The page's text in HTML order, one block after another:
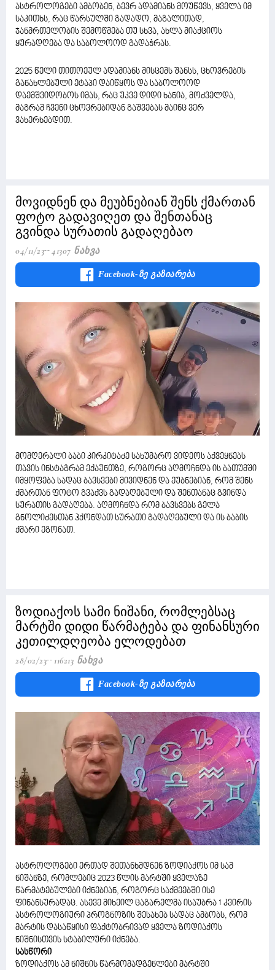
ასტროლოგები ამბობენ, ბევრ ადამიანს მოუწევს, ყველა იმ
საკითხს, რაც წარსულში გადადო, მაგალითად,
ჯანმრთელობის შემოწმება თუ სხვა, ახლა მიაქციოს
ყურადღება და საბოლოოდ გადაჭრას.
2025 წელი თითოეულ ადამიანს მისცემს შანსს, ცხოვრების
განახლებული ეტაპი დაიწყოს და საბოლოოდ
დაემშვიდობოს იმას, რაც უკვე დიდი ხანია, მოძველდა,
მაგრამ ჩვენი ცხოვრებიდან გაშვებას მაინც ვერ
ვახერხებდით.
მოვიდნენ და მეუბნებიან შენს ქმართან
ფოტო გადავიღეთ და შენთანაც
გვინდა სურათის გადაღებაო
04/11/23 41307 Ნახვა
Facebook-Ზე Გაზიარება
მომღერალი ბაბი კირკიტაძე სახუმარო ვიდეოს აქვეყნებს
თავის ინსტაგრამ ექაუნთზე, როგორც აღმოჩნდა ის ბათუმში
იმყოფება სადაც ბავსვები მივიდნენ და ეუბნებიან, რომ შენს
ქმართან ფოტო გვაქვს გადაღებული და შენთანაც გვინდა
სურათის გადაღება. აღმოჩნდა რომ ბავსვებს გელა
გნოლიძესთან ჰქონდათ სურათი გადაღებული და ის ბაბის
ქმარი ეგონათ.
ზოდიაქოს სამი ნიშანი, რომლებსაც
მარტში დიდი წარმატება და ფინანსური
კეთილდღეობა ელოდებათ
28/02/23 116213 Ნახვა
Facebook-Ზე Გაზიარება
ასტროლოგები ერთად შეთანხმდნენ ზოდიაქოს იმ სამ
ნიშანზე, რომლებიც 2023 წლის მარტში ყველაზე
წარმატებულები იქნებიან, როგორც საქმეებში ისე
ფინანსურადაც. ასევე მიხეილ ცაგარელმა ისაუბრა 1 კვირის
ასტროლოგიური პროგნოზის შესახებ სადაც ამბობს, რომ
მარტის დასაწყისი ფაქტობრივად ყველა ზოდიაქოს
ნიშნისთვის სტაბილური იქნება.
სასწორი
ზოდიაქოს ამ ნიშნის წარმომადგენლები მარტში